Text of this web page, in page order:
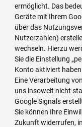
ermöglicht. Das
Geräte mit Ihrem
über das
Nutzerzahlen)
wechseln. Hierzu
Sie die Einstellung
Konto aktiviert
Eine Verarbeitung
uns insoweit nicht
Google Signals
Sie können Ihre
Zukunft widerrufen,